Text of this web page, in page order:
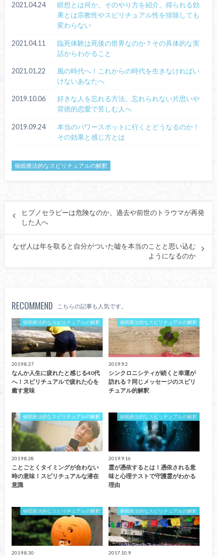
2021.04.24
瞑想とは何か。そのやり方を紹介。得られる効
果とは宗教性やスピリチュアル性を排除しても
変わらない
2021.04.11
臨死体験は死後の世界なのか？その具体的な実
話からわかること
2021.01.22
風の時代へ！これからの時代を生きなければい
けないあなたへ
2019.10.06
好きな人を忘れる方法。忘れられない片思いや
背徳的恋愛で苦しむ人へ
2019.09.24
本当のパワースポットに行くとどうなるのか！
その効果と感じ方とは
催眠療法的なスピリチュアルの解釈
ヒプノセラピーは危険なのか。過去や前世のトラウマが再発
した人へ
なぜ人は年を取ると自分がついた嘘を本当のことと思い込む
ようになるのか
RECOMMEND こちらの記事も人気です。
催眠療法的なスピリチュアルの解釈
2019.8.27
なんか人生に疲れたと感じる40代
へ！スピリチュアルで疲れた心を
癒す意味
催眠療法的なスピリチュアルの解釈
2019.9.2
シンクロニシティが続くと幸運が
訪れる？同じメッセージのスピリ
チュアル的解釈
催眠療法的なスピリチュアルの解釈
2019.8.28
ことごとくタイミングが合わない
時の意味！スピリチュアルな潜在
意識
催眠療法的なスピリチュアルの解釈
2019.9.16
霊が憑依するとは！憑依される意
味と心理テストで守護霊がわかる
理由
催眠療法的なスピリチュアルの解釈
2019.8.30
催眠療法的なスピリチュアルの解釈
2017.10.9